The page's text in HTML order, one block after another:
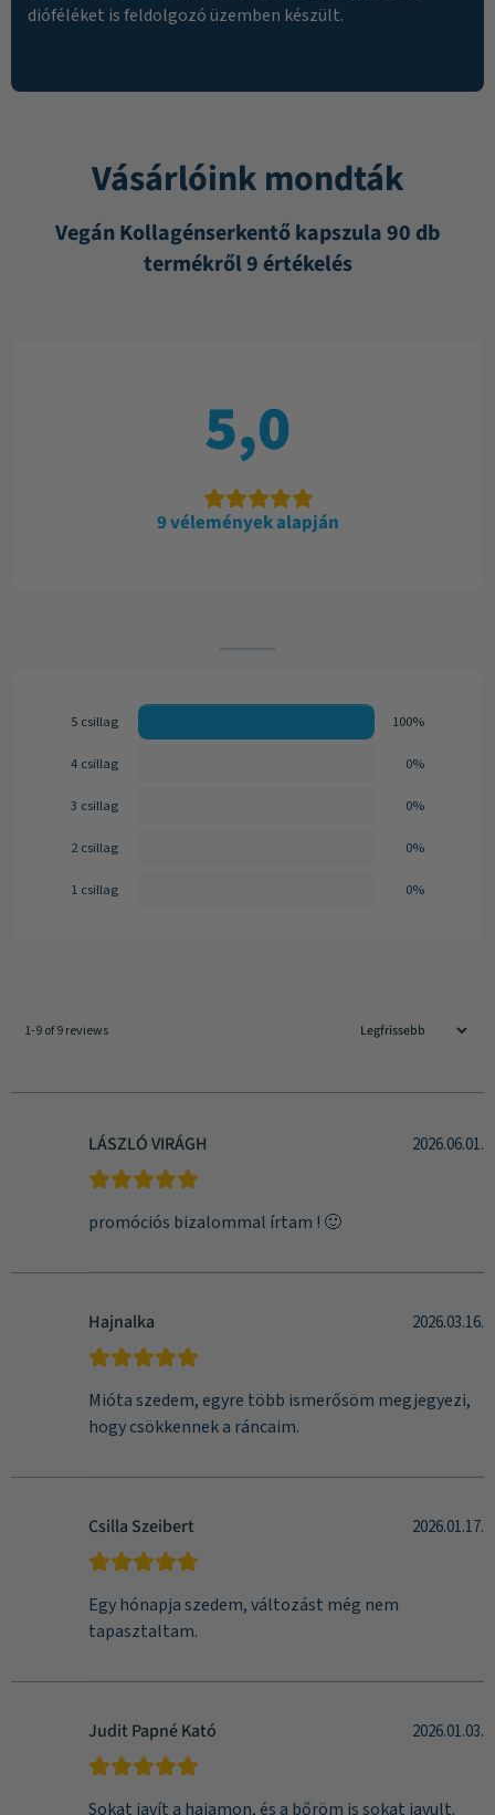
dióféléket is feldolgozó üzemben készült.
Vásárlóink mondták
Vegán Kollagénserkentő kapszula 90 db
termékről 9 értékelés
5,0
9 vélemények alapján
5 csillag 100%
4 csillag 0%
3 csillag 0%
2 csillag 0%
1 csillag 0%
1-9 of 9 reviews
LÁSZLÓ VIRÁGH 2026.06.01.
promóciós bizalommal írtam ! 🙂
Hajnalka 2026.03.16.
Mióta szedem, egyre több ismerősöm megjegyezi,
hogy csökkennek a ráncaim.
Csilla Szeibert 2026.01.17.
Egy hónapja szedem, változást még nem
tapasztaltam.
Judit Papné Kató 2026.01.03.
Sokat javít a hajamon, és a bőröm is sokat javult.